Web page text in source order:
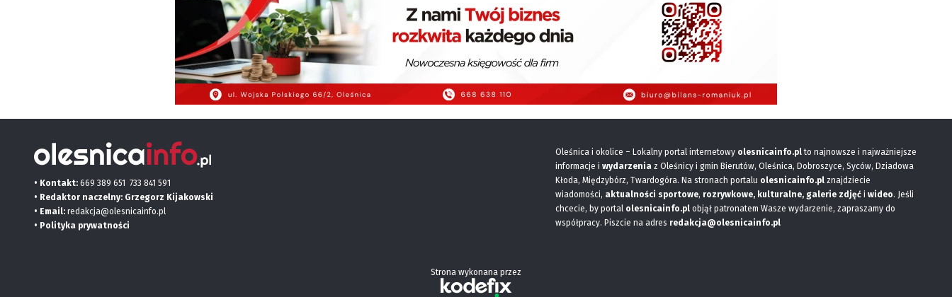
• Kontakt: 669 389 651 733 841 591
• Redaktor naczelny: Grzegorz Kijakowski
• Email: redakcja@olesnicainfo.pl
• Polityka prywatności
Oleśnica i okolice – Lokalny portal internetowy olesnicainfo.plto najnowsze i najważniejsze
informacje i wydarzenia z Oleśnicy i gmin Bierutów, Oleśnica, Dobroszyce, Syców, Dziadowa
Kłoda, Międzybórz, Twardogóra. Na stronach portalu olesnicainfo.pl znajdziecie
wiadomości, aktualności sportowe, rozrywkowe, kulturalne, galerie zdjęć i wideo. Jeśli
chcecie, by portal olesnicainfo.pl objął patronatem Wasze wydarzenie, zapraszamy do
współpracy. Piszcie na adres redakcja@olesnicainfo.pl
Strona wykonana przez